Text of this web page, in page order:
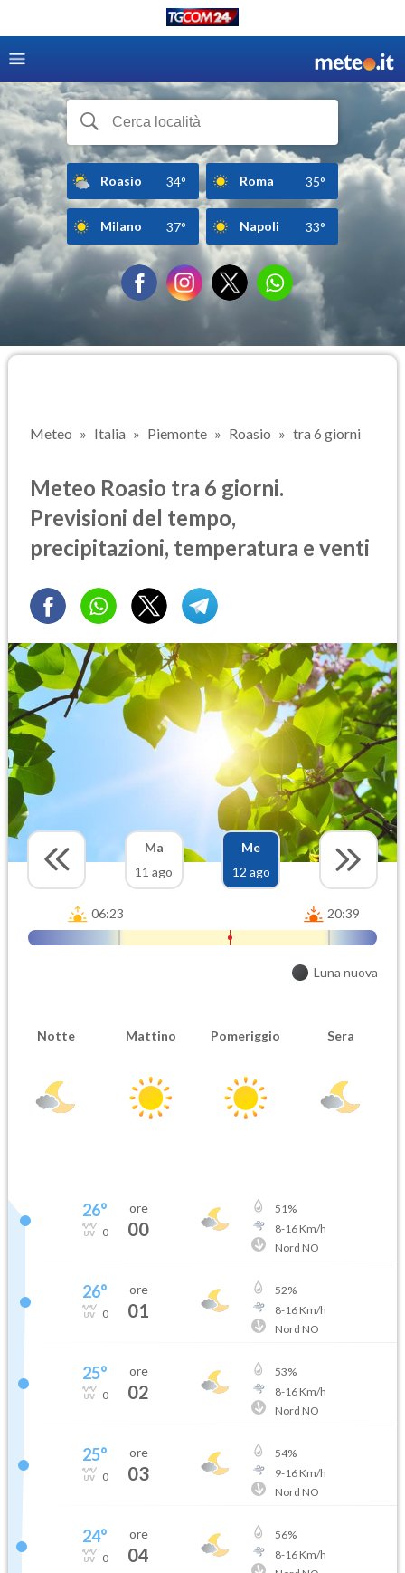
Roasio 34° Roma 35°
Milano 37° Napoli 33°
Meteo Italia Piemonte Roasio tra 6 giorni
Meteo Roasio tra 6 giorni.
Previsioni del tempo,
precipitazioni, temperatura e venti
Ma
11 ago
Me
12 ago
06:23 20:39
Luna nuova
Notte Mattino Pomeriggio Sera
26°
0
ore
00
51%
8-16Km/h
Nord NO
26°
0
ore
01
52%
8-16Km/h
Nord NO
25°
0
ore
02
53%
8-16Km/h
Nord NO
25°
0
ore
03
54%
9-16Km/h
Nord NO
24°
0
ore
04
56%
8-16Km/h